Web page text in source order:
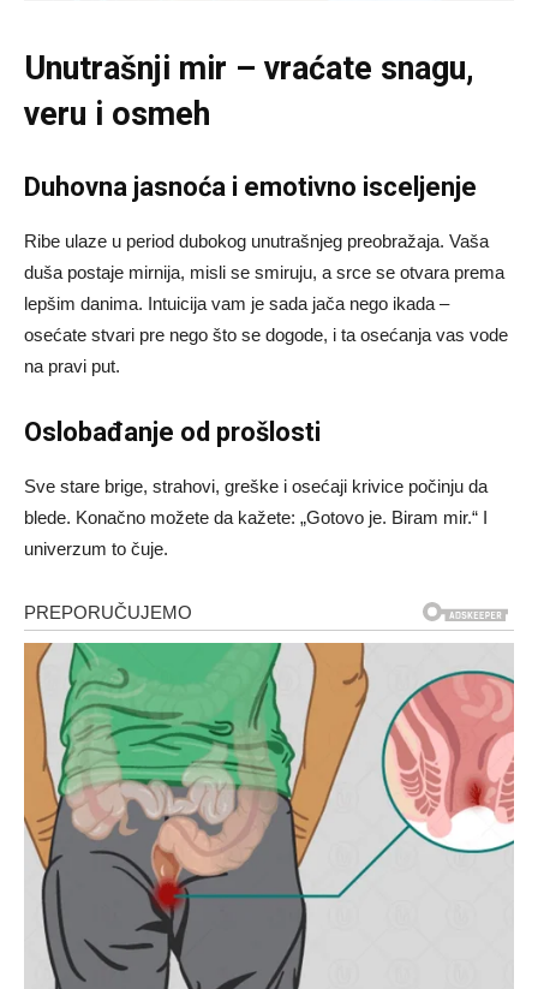
Unutrašnji mir – vraćate snagu,
veru i osmeh
Duhovna jasnoća i emotivno isceljenje
Ribe ulaze u period dubokog unutrašnjeg preobražaja. Vaša
duša postaje mirnija, misli se smiruju, a srce se otvara prema
lepšim danima. Intuicija vam je sada jača nego ikada –
osećate stvari pre nego što se dogode, i ta osećanja vas vode
na pravi put.
Oslobađanje od prošlosti
Sve stare brige, strahovi, greške i osećaji krivice počinju da
blede. Konačno možete da kažete: „Gotovo je. Biram mir.“ I
univerzum to čuje.